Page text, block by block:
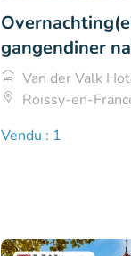
gangendiner
Van der Valk
Roissy-en-
Vendu : 1